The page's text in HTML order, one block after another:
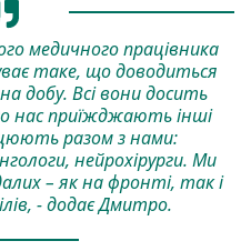
медичного працівника
таке, що доводиться
добу. Всі вони досить
нас приїжджають інші
разом з нами:
нейрохірурги. Ми
– як на фронті, так і
- додає Дмитро.